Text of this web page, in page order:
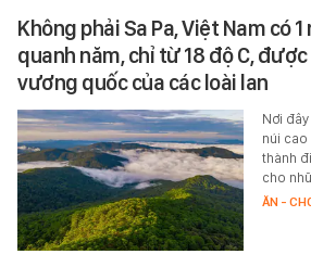
Không phải Sa Pa, Việt Nam có
quanh năm, chỉ từ 18 độ C,
vương quốc của các loài lan
Nơi
núi cao
thành
cho
ĂN -